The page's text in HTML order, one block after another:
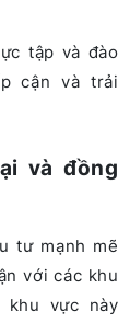
tập và đào
cận và trải
và đồng
tư mạnh mẽ
với các khu
khu vực này